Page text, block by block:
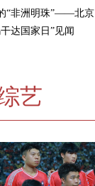
“非洲明珠”——北京
达国家日”见闻
艺